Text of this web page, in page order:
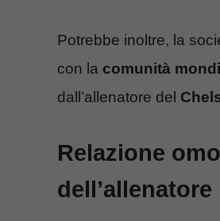
Potrebbe inoltre, la
con la comunità
dall’allenatore del
Relazione
dell’allenatore